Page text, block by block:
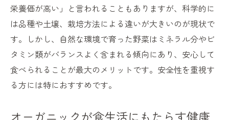
栄養価が高い」と言われることもありますが、科学的に
は品種や土壌、栽培方法による違いが大きいのが現状で
す。しかし、自然な環境で育った野菜はミネラル分やビ
タミン類がバランスよく含まれる傾向にあり、安心して
食べられることが最大のメリットです。安全性を重視す
る方には特におすすめです。